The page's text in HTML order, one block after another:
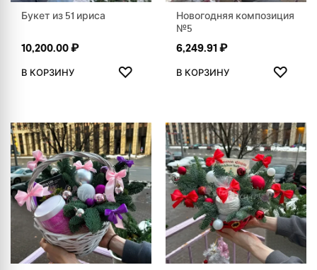
Букет из 51 ириса
10,200.00₽
В КОРЗИНУ ♡
ДОБАВИТЬ В ИЗБРАННОЕ
Новогодняя композиция
№5
6,249.91₽
В КОРЗИНУ ♡